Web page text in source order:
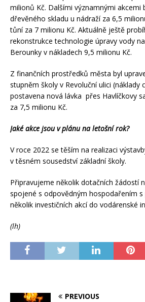
milionů Kč. Dalšími významnými akcemi
dřevěného skladu u nádraží za 6,5
tůní za 7 milionu Kč. Aktuálně ještě
rekonstrukce technologie úpravy vody
Berounky v nákladech 9,5 milionu Kč.
Z finančních prostředků města byl
stupněm školy v Revoluční ulici (náklady
postavena nová lávka přes Havlíčkovy
za 7,5 milionu Kč.
Jaké akce jsou v plánu na letošní rok?
V roce 2022 se těším na realizaci
v těsném sousedství základní školy.
Připravujeme několik dotačních žádostí
spojené s odpovědným hospodařením
několik investičních akcí do vodárenské
(lh)
PREVIOUS